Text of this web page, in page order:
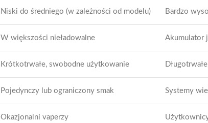
Niski do średniego (w zależności od modelu) Bardzo
W większości nieładowalne Akumulator
Krótkotrwałe, swobodne użytkowanie
Pojedynczy lub ograniczony smak Systemy
Okazjonalni vaperzy